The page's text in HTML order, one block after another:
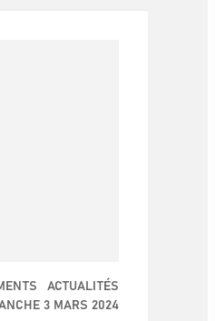
ACTUALITÉS
3 MARS 2024